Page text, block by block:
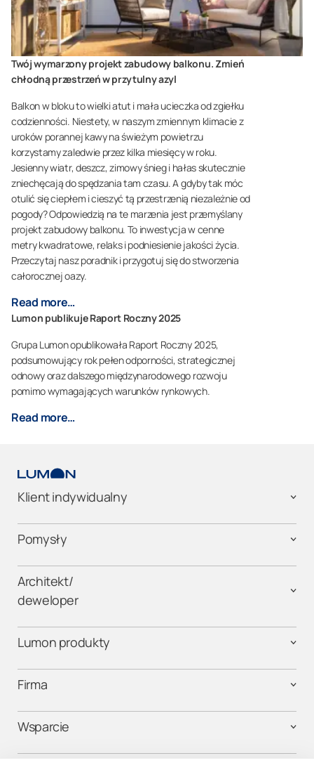
Twój wymarzony projekt zabudowy balkonu. Zmień
chłodną przestrzeń w przytulny azyl
Balkon w bloku to wielki atut i mała ucieczka od zgiełku
codzienności. Niestety, w naszym zmiennym klimacie z
uroków porannej kawy na świeżym powietrzu
korzystamy zaledwie przez kilka miesięcy w roku.
Jesienny wiatr, deszcz, zimowy śnieg i hałas skutecznie
zniechęcają do spędzania tam czasu. A gdyby tak móc
otulić się ciepłem i cieszyć tą przestrzenią niezależnie od
pogody? Odpowiedzią na te marzenia jest przemyślany
projekt zabudowy balkonu. To inwestycja w cenne
metry kwadratowe, relaks i podniesienie jakości życia.
Przeczytaj nasz poradnik i przygotuj się do stworzenia
całorocznej oazy.
Read more…
Lumon publikuje Raport Roczny 2025
Grupa Lumon opublikowała Raport Roczny 2025,
podsumowujący rok pełen odporności, strategicznej
odnowy oraz dalszego międzynarodowego rozwoju
pomimo wymagających warunków rynkowych.
Read more…
Klient indywidualny
Pomysły
Architekt/
deweloper
Lumon produkty
Firma
Wsparcie